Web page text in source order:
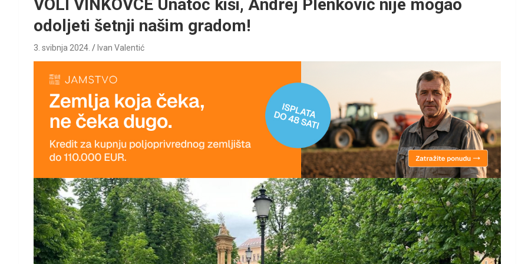
VOLI VINKOVCE Unatoč kiši, Andrej Plenković nije mogao
odoljeti šetnji našim gradom!
3. svibnja 2024. Ivan Valentić